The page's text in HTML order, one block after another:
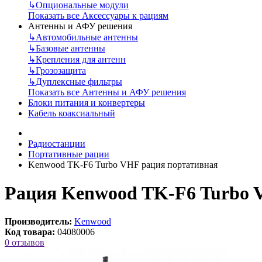
↳Опциональные модули
Показать все Аксессуары к рациям
Антенны и АФУ решения
↳Автомобильные антенны
↳Базовые антенны
↳Крепления для антенн
↳Грозозащита
↳Дуплексные фильтры
Показать все Антенны и АФУ решения
Блоки питания и конвертеры
Кабель коаксиальный
Радиостанции
Портативные рации
Kenwood TK-F6 Turbo VHF рация портативная
Рация Kenwood TK-F6 Turbo
Производитель: Kenwood
Код товара: 04080006
0 отзывов